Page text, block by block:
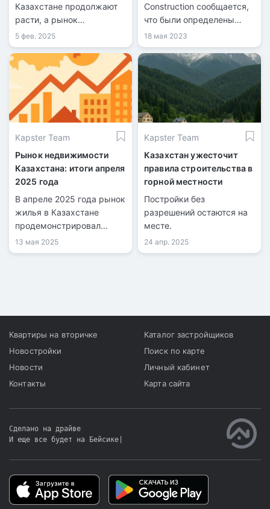
Казахстане продолжают
расти, а рынок
недвижимости
испытывает значительные
изменения. В 2025 году
ожидаются новые
тенденции, которые
затронут как покупателей,
так и продавцов.
5 фев. 2025
Construction сообщается,
что были определены
победители конкурса на
строительство
комфортных школ в
Казахстане.
18 мая 2023
Kapster Team
Рынок недвижимости
Казахстана: итоги апреля
2025 года
В апреле 2025 года рынок
жилья в Казахстане
продемонстрировал
ускорение ценовой
динамики по сравнению с
на первичном и
вторичном рынках, а
также в секторе аренды.
13 мая 2025
Kapster Team
Казахстан ужесточит
правила строительства в
горной местности
Постройки без
разрешений остаются на
месте.
24 апр. 2025
Квартиры на вторичке
Новостройки
Новости
Контакты
Каталог застройщиков
Поиск по карте
Личный кабинет
Карта сайта
Сделано на драйве
И еще все будет на Бейсике